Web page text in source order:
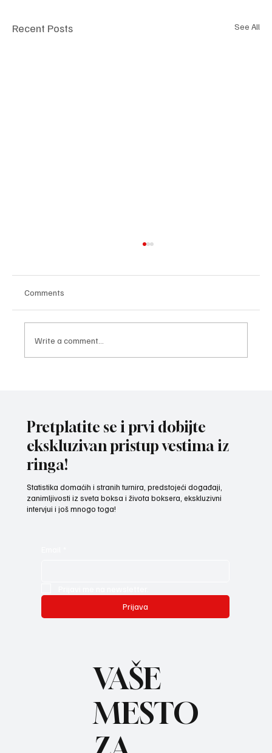
Recent Posts See All
Comments
Write a comment...
Pretplatite se i prvi dobijte
ekskluzivan pristup vestima iz
ringa!
Statistika domaćih i stranih turnira, predstojeći događaji,
zanimljivosti iz sveta boksa i života boksera, ekskluzivni
intervjui i još mnogo toga!
Prijava
VAŠE
MESTO